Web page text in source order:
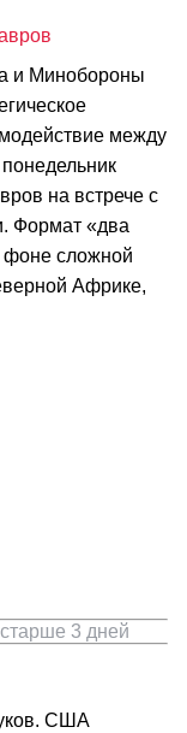
и Минобороны
между
на встрече с
Формат «два
фоне сложной
Африке,
3 дней
США